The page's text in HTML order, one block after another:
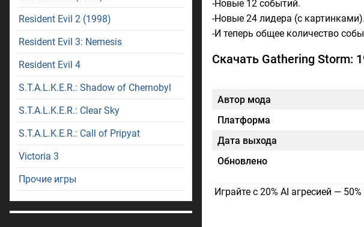
-Новые 12 событий.
-Новые 24 лидера (с картинками).
-И теперь общее количество
Скачать Gathering Storm:
Автор мода
Платформа
Дата выхода
Обновлено
Играйте с 20% AI агресией —
Resident Evil 2 (1998)
Resident Evil 3: Nemesis
Resident Evil 4
S.T.A.L.K.E.R.: Shadow of Chernobyl
S.T.A.L.K.E.R.: Clear Sky
S.T.A.L.K.E.R.: Call of Pripyat
Victoria 3
Прочие игры